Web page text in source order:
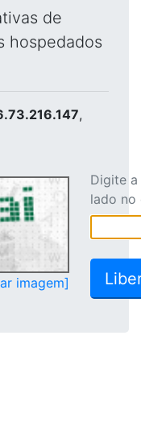
de
hospedados
,
imagem]
Digite
lado no